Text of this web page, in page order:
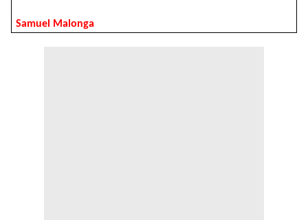
Samuel Malonga